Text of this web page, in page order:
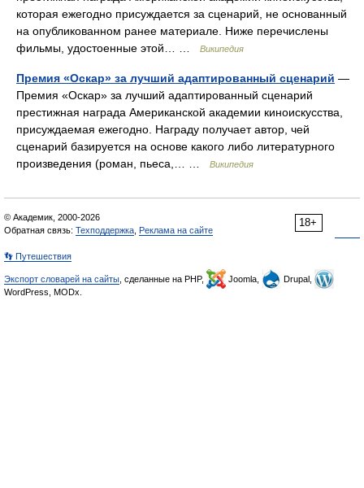
которая ежегодно присуждается за сценарий, не основанный
на опубликованном ранее материале. Ниже перечислены
фильмы, удостоенные этой… …
Википедия
Премия «Оскар» за лучший адаптированный сценарий —
Премия «Оскар» за лучший адаптированный сценарий
престижная награда Американской академии киноискусства,
присуждаемая ежегодно. Награду получает автор, чей
сценарий базируется на основе какого либо литературного
произведения (роман, пьеса,… …
Википедия
18+
© Академик, 2000-2026
Обратная связь: Техподдержка Реклама на сайте
👣 Путешествия
Экспорт словарей на сайты , сделанные на PHP, Joomla,
Drupal,
WordPress, MODx.